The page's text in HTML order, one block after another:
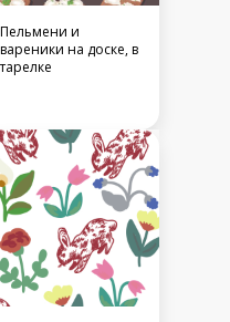
Пельмени и
вареники на доске, в
тарелке